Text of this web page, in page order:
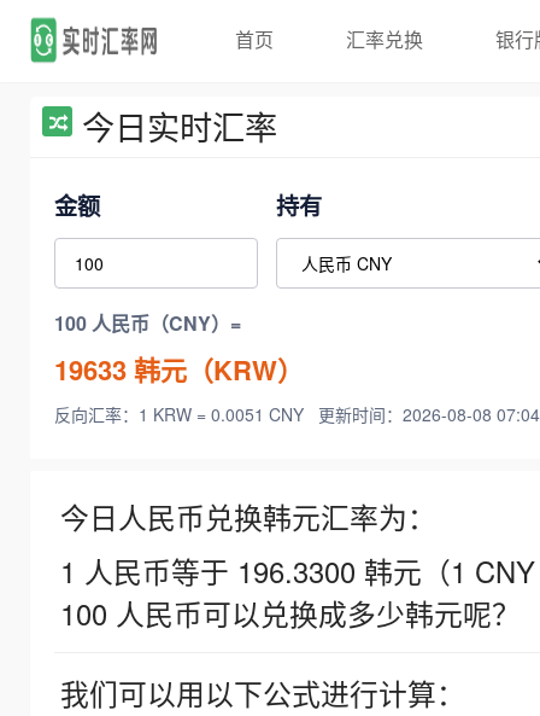
首页 汇率兑换 银行
今日实时汇率
金额 持有
100 人民币（CNY）=
19633韩元（KRW）
反向汇率：1 KRW = 0.0051 CNY 更新时间：2026-08-08
今日人民币兑换韩元汇率为：
1 人民币等于 196.3300 韩元（1
100 人民币可以兑换成多少韩元呢？
我们可以用以下公式进行计算：